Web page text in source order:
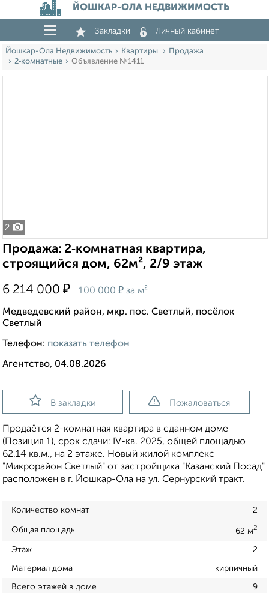
ЙОШКАР-ОЛА НЕДВИЖИМОСТЬ
Закладки Личный кабинет
Йошкар-Ола Недвижимость Квартиры
Продажа
2‑комнатные
Объявление №1411
2
Продажа: 2‑комнатная квартира,
строящийся дом, 62м², 2/9 этаж
6 214 000 ₽ 100 000 ₽ за м²
Медведевский район, мкр. пос. Светлый, посёлок
Светлый
Телефон: показать телефон
Агентство, 04.08.2026
В закладки Пожаловаться
Продаётся 2-комнатная квартира в сданном доме
(Позиция 1), срок сдачи: IV-кв. 2025, общей площадью
62.14 кв.м., на 2 этаже. Новый жилой комплекс
"Микрорайон Светлый" от застройщика "Казанский Посад"
расположен в г. Йошкар-Ола на ул. Сернурский тракт.
Количество комнат 2
Общая площадь 62 м2
Этаж 2
Материал дома кирпичный
Всего этажей в доме 9